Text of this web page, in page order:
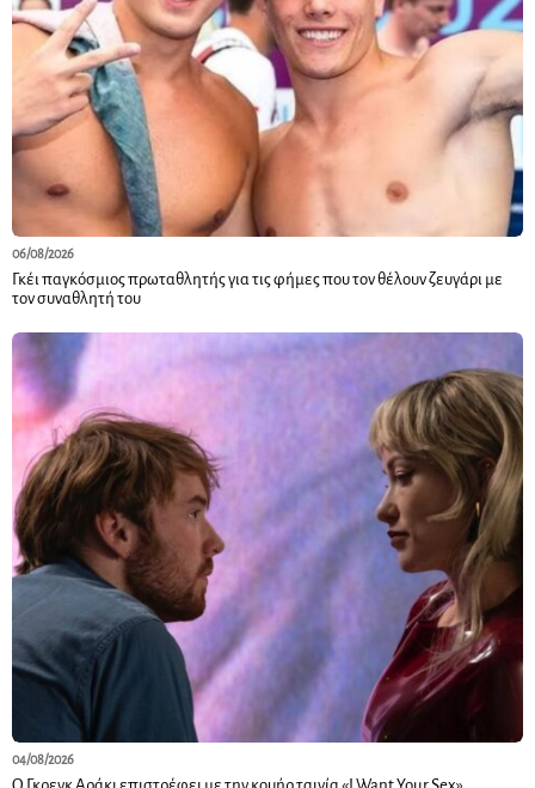
06/08/2026
Γκέι παγκόσμιος πρωταθλητής για τις φήμες που τον θέλουν ζευγάρι με
τον συναθλητή του
04/08/2026